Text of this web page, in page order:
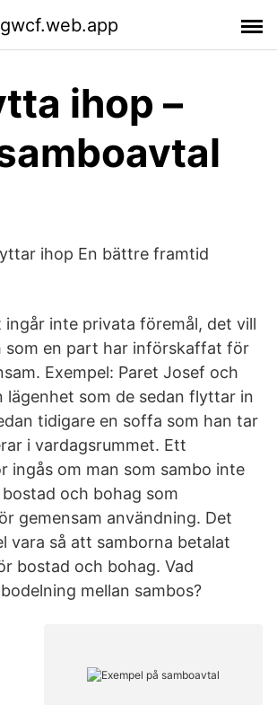
ihop –
ihop En bättre framtid
ingår inte privata föremål, det vill
som en part har införskaffat för
Exempel: Paret Josef och
lägenhet som de sedan flyttar in
tidigare en soffa som han tar
i vardagsrummet. Ett
ingås om man som sambo inte
och bohag som
gemensam användning. Det
vara så att samborna betalat
bostad och bohag. Vad
mellan sambos?